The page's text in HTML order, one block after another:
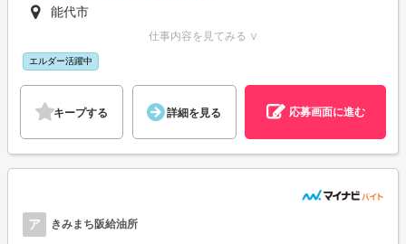
能代市
仕事内容を見てみる ∨
エルダー活躍中
キープする 詳細を見る 応募画面に進む
ア きみまち阪給油所